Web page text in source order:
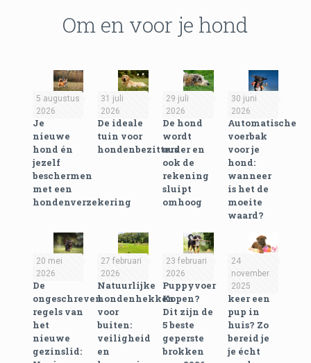
Om en voor je hond
5 augustus
2026
Je
nieuwe
hond én
jezelf
beschermen
met een
hondenverzekering
31 juli
2026
De ideale
tuin voor
hondenbezitters
29 juli
2026
De hond
wordt
ouder en
ook de
rekening
sluipt
omhoog
30 juni
2026
Automatische
voerbak
voor je
hond:
wanneer
is het de
moeite
waard?
20 mei
2026
De
ongeschreven
regels van
het
nieuwe
gezinslid:
27 februari
2026
Natuurlijke
hondenhekken
voor
buiten:
veiligheid
en
23 februari
2026
Puppyvoer
Kopen?
Dit zijn de
5 beste
geperste
brokken
24
november
2025
Eerste
keer een
pup in
huis? Zo
bereid je
je écht